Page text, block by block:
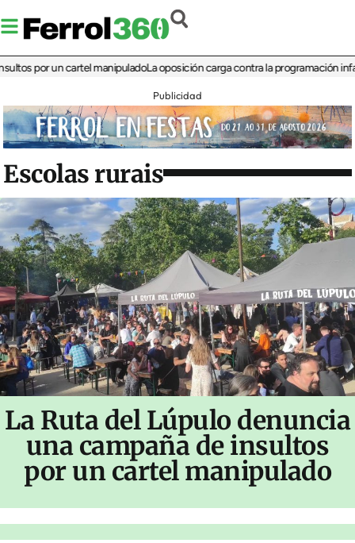
un cartel manipuladoLa oposición carga contra la programación infantil de
Publicidad
Escolas rurais
La Ruta del Lúpulo denuncia
una campaña de insultos
por un cartel manipulado